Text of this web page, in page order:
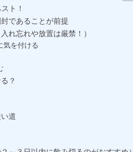
ト！
であることが前提
れ忘れや放置は厳禁！）
気を付ける
？
道